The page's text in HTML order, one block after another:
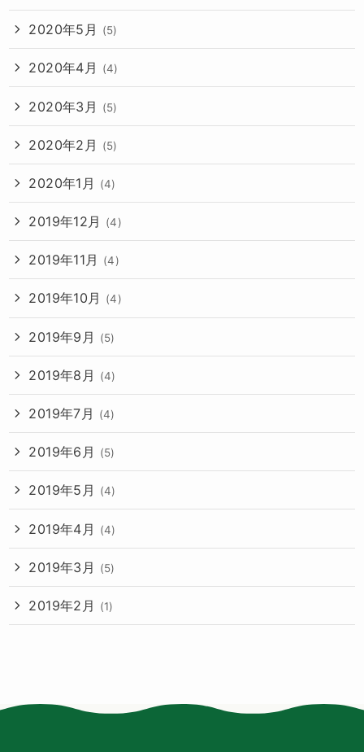
2020年5月 (5)
2020年4月 (4)
2020年3月 (5)
2020年2月 (5)
2020年1月 (4)
2019年12月 (4)
2019年11月 (4)
2019年10月 (4)
2019年9月 (5)
2019年8月 (4)
2019年7月 (4)
2019年6月 (5)
2019年5月 (4)
2019年4月 (4)
2019年3月 (5)
2019年2月 (1)